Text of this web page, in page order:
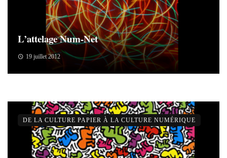
L’attelage Num-Net
19 juillet 2012
DE LA CULTURE PAPIER À LA CULTURE NUMÉRIQUE